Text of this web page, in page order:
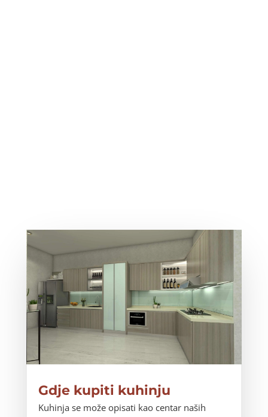
Gdje kupiti kuhinju
Kuhinja se može opisati kao centar naših